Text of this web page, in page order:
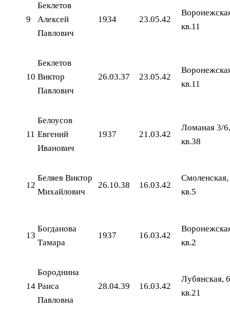
9
Беклетов
Алексей
Павлович
1934 23.05.42
кв.11
10
Беклетов
Виктор
Павлович
26.03.37 23.05.42
кв.11
11
Белоусов
Евгений
Иванович
1937 21.03.42
Ломаная 3/6,
кв.38
12
Беляев Виктор
Михайлович
26.10.38 16.03.42
кв.5
13
Богданова
Тамара
1937 16.03.42
кв.2
14
Бороднина
Раиса
Павловна
28.04.39 16.03.42
Лубянская,
кв.21